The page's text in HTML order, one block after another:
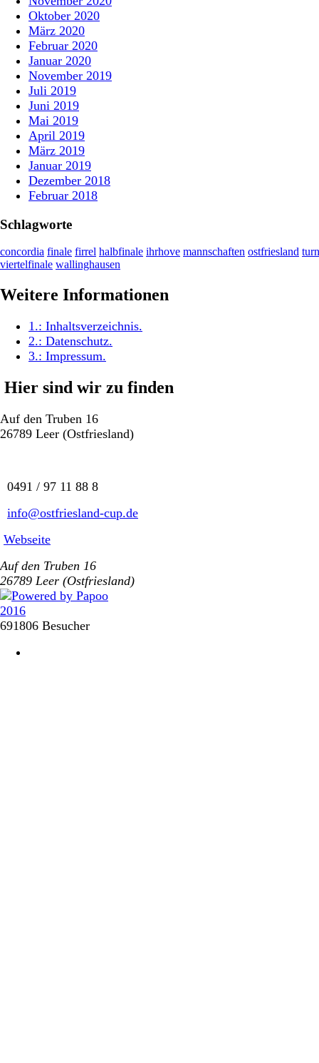
Oktober 2020
März 2020
Februar 2020
Januar 2020
November 2019
Juli 2019
Juni 2019
Mai 2019
April 2019
März 2019
Januar 2019
Dezember 2018
Februar 2018
Schlagworte
concordia finale firrel halbfinale ihrhove mannschaften ostfriesland
viertelfinale wallinghausen
Weitere Informationen
1.: Inhaltsverzeichnis.
2.: Datenschutz.
3.: Impressum.
Hier sind wir zu finden
Auf den Truben 16
26789 Leer (Ostfriesland)
0491 / 97 11 88 8
info@ostfriesland-cup.de
Webseite
Auf den Truben 16
26789 Leer (Ostfriesland)
691806 Besucher